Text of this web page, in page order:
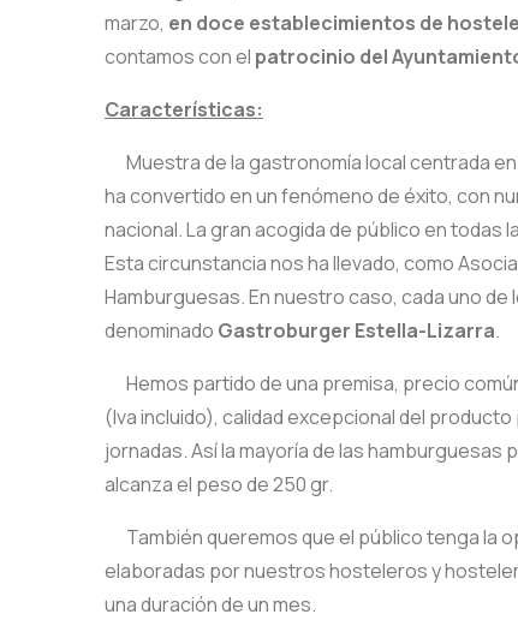
marzo, en doce establecimientos de
contamos con el patrocinio del
Características:
Muestra de la gastronomía local centrada
ha convertido en un fenómeno de éxito, con
nacional. La gran acogida de público en todas
Esta circunstancia nos ha llevado, como
Hamburguesas. En nuestro caso, cada uno
denominado Gastroburger Estella-Lizarra.
Hemos partido de una premisa, precio
(Iva incluido), calidad excepcional del
jornadas. Así la mayoría de las hamburguesas
alcanza el peso de 250 gr.
También queremos que el público tenga la
elaboradas por nuestros hosteleros y
una duración de un mes.